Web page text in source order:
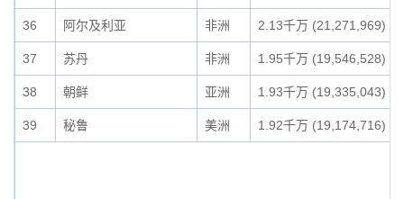
36 阿尔及利亚 非洲 2.13千万 (21,271,969)
37 苏丹 非洲 1.95千万 (19,546,528)
38 朝鲜 亚洲 1.93千万 (19,335,043)
39 秘鲁 美洲 1.92千万 (19,174,716)